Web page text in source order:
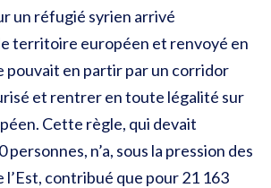
un réfugié syrien arrivé
territoire européen et renvoyé en
pouvait en partir par un corridor
et rentrer en toute légalité sur
Cette règle, qui devait
n’a, sous la pression des
l’Est, contribué que pour 21 163